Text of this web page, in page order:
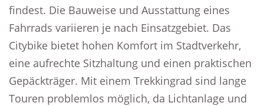
findest. Die Bauweise und Ausstattung eines
Fahrrads variieren je nach Einsatzgebiet. Das
Citybike bietet hohen Komfort im Stadtverkehr,
eine aufrechte Sitzhaltung und einen praktischen
Gepäckträger. Mit einem Trekkingrad sind lange
Touren problemlos möglich, da Lichtanlage und